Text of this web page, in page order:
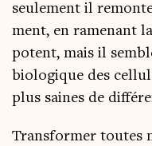
seule­ment il
ment, en rame­nant
potent, mais il
bio­lo­gique des
plus saines de
Trans­for­mer toutes